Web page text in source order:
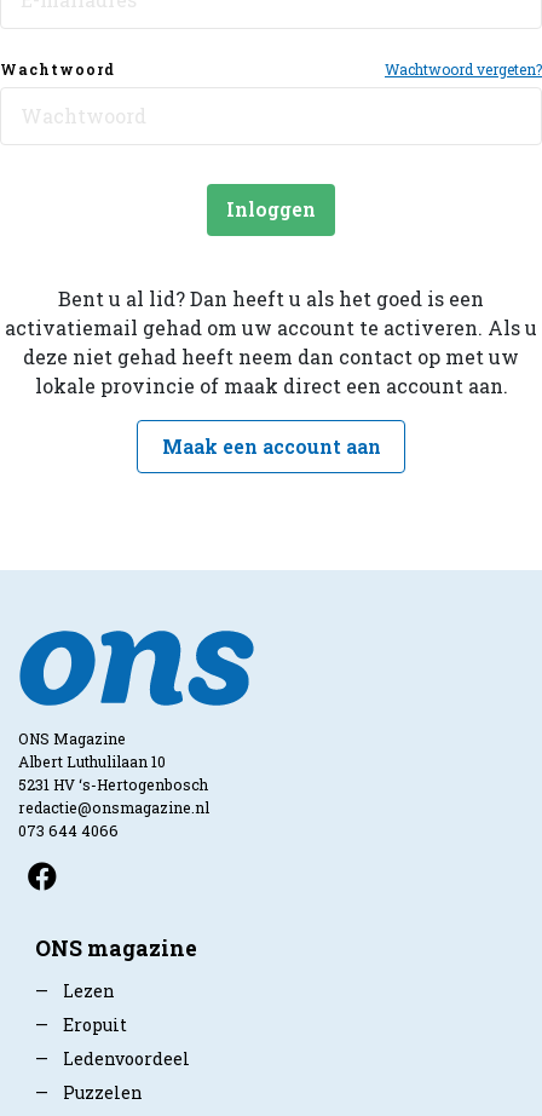
Wachtwoord Wachtwoord vergeten?
Inloggen
Bent u al lid? Dan heeft u als het goed is een
activatiemail gehad om uw account te activeren. Als u
deze niet gehad heeft neem dan contact op met uw
lokale provincie of maak direct een account aan.
Maak een account aan
ONS Magazine
Albert Luthulilaan 10
5231 HV ‘s-Hertogenbosch
redactie@onsmagazine.nl
073 644 4066
ONS magazine
—
Lezen
—
Eropuit
—
Ledenvoordeel
—
Puzzelen